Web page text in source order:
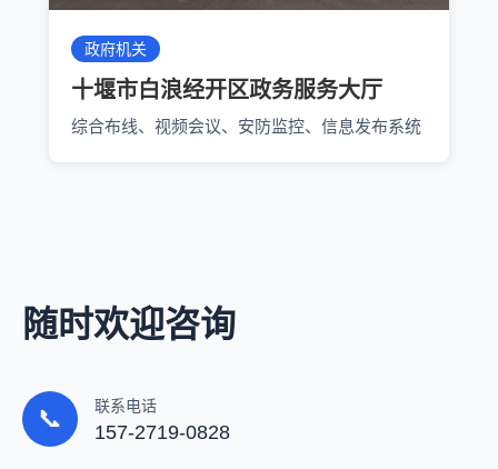
政府机关
十堰市白浪经开区政务服务大厅
综合布线、视频会议、安防监控、信息发布系统
随时欢迎咨询
📞 联系电话
157-2719-0828